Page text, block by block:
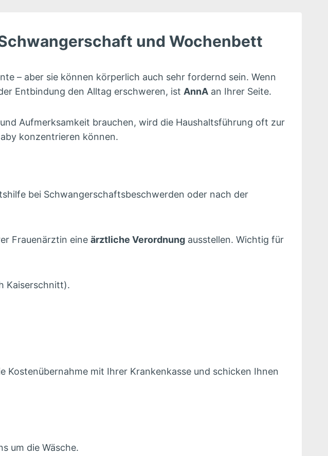
und Wochenbett
– aber sie können körperlich auch sehr fordernd sein. Wenn
Entbindung den Alltag erschweren, ist AnnA an Ihrer Seite.
Aufmerksamkeit brauchen, wird die Haushaltsführung oft zur
konzentrieren können.
bei Schwangerschaftsbeschwerden oder nach der
Frauenärztin eine ärztliche Verordnung ausstellen. Wichtig für
Kaiserschnitt).
Kostenübernahme mit Ihrer Krankenkasse und schicken Ihnen
um die Wäsche.